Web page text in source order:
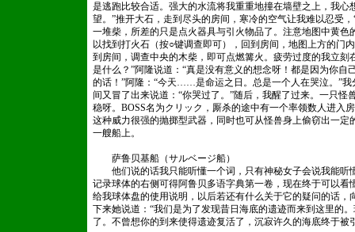
是逃跑比较合适。强大的水流将我重重地撞在墙壁之上，我心
望。”推开大石，走到尽头的房间，寒冷的空气让我难以忍受
一堆柴，所差的只是点火器具与引火物品了。注意地图中黄
以找到打火石（按○键调查即可），回到房间，地图上方的门
到房间，调查中央的木柴，即可点燃篝火。疲劳过度的我立刻
是什么？”阿隆说道：“真是没有意义的想念呀！都是因为你自
的话！”阿隆：“今天……是命运之日。总是一个人在哭泣。”我
间又冒了出来说道：“你哭过了。”随后，我醒了过来。一只
稳呀。BOSS名为クリック，厮杀的途中有一个率领数人进入
这种威力很强的抛掷型武器，同时也可从怪兽身上偷窃出一
一艘船上。
萨鲁贝基船（サルベージ船）
他们说的话我只能听懂一个词，只有神秘女子会说我能听
记录球体的右侧可得阿鲁贝多语字典第一卷，现在终于可以
给我球体盘的使用说明，以后若还有什么关于它的疑问的话
下来她说道：“我们是为了发现昔日海底的遗迹而来到这里的
了。不曾想你的到来使得遗迹复活了，沉寂许久的海底终于被